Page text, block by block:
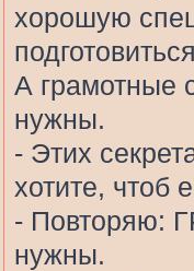
хорошую
А грамотные
нужны.
- Этих
хотите, чтоб
- Повторяю:
нужны.